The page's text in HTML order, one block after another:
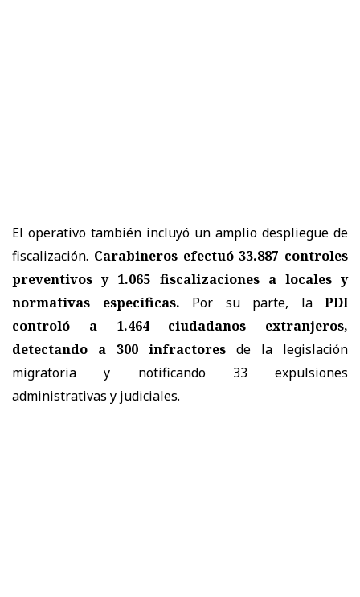
El operativo también incluyó un amplio despliegue de
fiscalización. Carabineros efectuó 33.887 controles
preventivos y 1.065 fiscalizaciones a locales y
normativas específicas. Por su parte, la PDI
controló a 1.464 ciudadanos extranjeros,
detectando a 300 infractores de la legislación
migratoria y notificando 33 expulsiones
administrativas y judiciales.